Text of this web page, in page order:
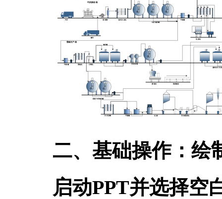
二、基础操作：绘
启动PPT并选择空